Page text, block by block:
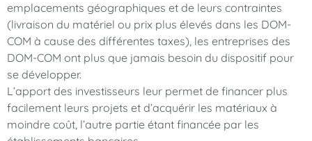
emplacements géographiques et de leurs contraintes
(livraison du matériel ou prix plus élevés dans les DOM-
COM à cause des différentes taxes), les entreprises des
DOM-COM ont plus que jamais besoin du dispositif pour
se développer.
L’apport des investisseurs leur permet de financer plus
facilement leurs projets et d’acquérir les matériaux à
moindre coût, l’autre partie étant financée par les